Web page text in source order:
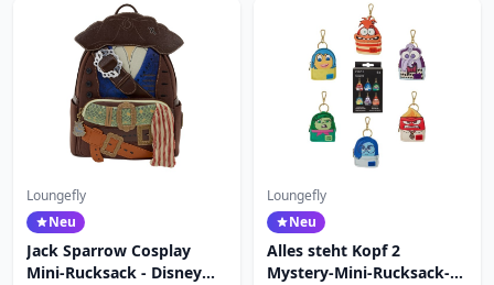
Loungefly
Neu
Jack Sparrow Cosplay
Mini-Rucksack - Disney
Loungefly
Neu
Alles steht Kopf 2
Mystery-Mini-Rucksack-